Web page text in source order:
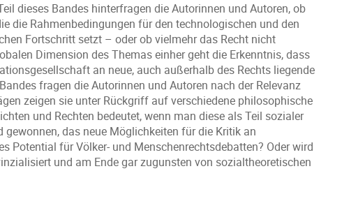
dieses Bandes hinterfragen die Autorinnen und Autoren, ob
die Rahmenbedingungen für den technologischen und den
Fortschritt setzt – oder ob vielmehr das Recht nicht
Dimension des Themas einher geht die Erkenntnis, dass
an neue, auch außerhalb des Rechts liegende
fragen die Autorinnen und Autoren nach der Relevanz
zeigen sie unter Rückgriff auf verschiedene philosophische
und Rechten bedeutet, wenn man diese als Teil sozialer
das neue Möglichkeiten für die Kritik an
Potential für Völker- und Menschenrechtsdebatten? Oder wird
und am Ende gar zugunsten von sozialtheoretischen